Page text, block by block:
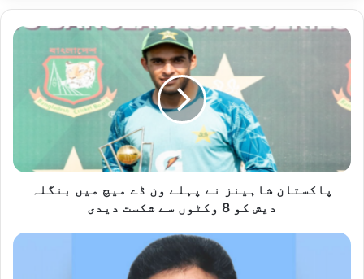
پ
ک
س
ت
ا
ز
پاکستان شاہینز نے پہلے ون ڈے میچ میں بنگلہ
دیش کو 8 وکٹوں سے شکست دیدی
م